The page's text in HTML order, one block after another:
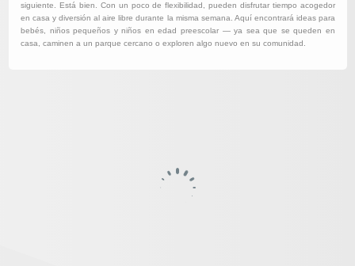
siguiente. Está bien. Con un poco de flexibilidad, pueden disfrutar tiempo acogedor
en casa y diversión al aire libre durante la misma semana. Aquí encontrará ideas para
bebés, niños pequeños y niños en edad preescolar — ya sea que se queden en
casa, caminen a un parque cercano o exploren algo nuevo en su comunidad.